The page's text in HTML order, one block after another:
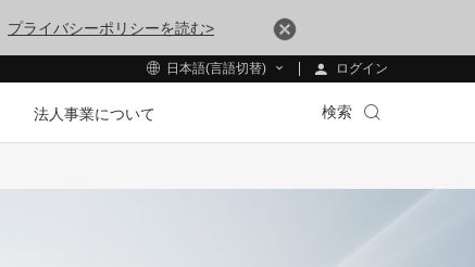
プライバシーポリシーを読む>
日本語(言語切替) ログイン
法人事業について 検索